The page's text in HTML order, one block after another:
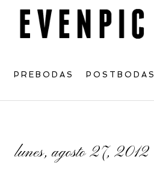
PREBODAS POSTBODAS
lunes, agosto 27, 2012